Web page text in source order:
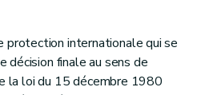
protection internationale qui se
décision finale au sens de
la loi du 15 décembre 1980